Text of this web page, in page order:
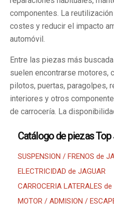
componentes. La
costes y reducir el impacto
automóvil.
Entre las piezas más
suelen encontrarse motores,
pilotos, puertas, paragolpes,
interiores y otros
de carrocería. La
Catálogo de piezas Top
SUSPENSION / FRENOS de
ELECTRICIDAD de JAGUAR
CARROCERIA LATERALES
MOTOR / ADMISION /